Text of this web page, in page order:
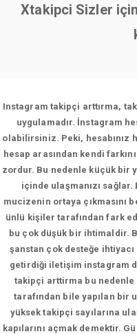
Xtakipci Sizler
Instagram takipçi arttırma,
uygulamadır. İnstagram
olabilirsiniz. Peki, hesabınız
hesap arasından kendi
zordur. Bu nedenle küçük bir
içinde ulaşmanızı
mucizenin ortaya çıkmasını
ünlü kişiler tarafından fark
bu çok düşük bir ihtimaldir.
şanstan çok desteğe
getirdiği iletişim instagram
takipçi arttirma bu
tarafından bile yapılan bir
yüksek takipçi sayılarına
kapılarını açmak demektir.